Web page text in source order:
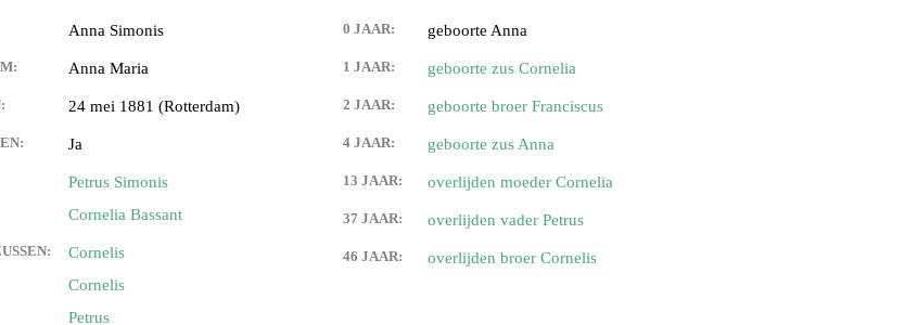
Anna Simonis
Anna Maria
24 mei 1881 (Rotterdam)
Ja
Petrus Simonis
Cornelia Bassant
Cornelis
Cornelis
Petrus
0 JAAR: geboorte Anna
1 JAAR: geboorte zus Cornelia
2 JAAR: geboorte broer Franciscus
4 JAAR: geboorte zus Anna
13 JAAR: overlijden moeder Cornelia
37 JAAR: overlijden vader Petrus
46 JAAR: overlijden broer Cornelis